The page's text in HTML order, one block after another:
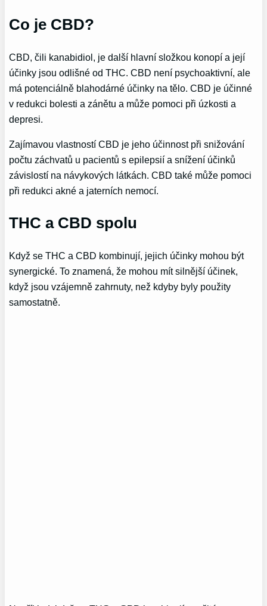
Co je CBD?
CBD, čili kanabidiol, je další hlavní složkou konopí a její
účinky jsou odlišné od THC. CBD není psychoaktivní, ale
má potenciálně blahodárné účinky na tělo. CBD je účinné
v redukci bolesti a zánětu a může pomoci při úzkosti a
depresi.
Zajímavou vlastností CBD je jeho účinnost při snižování
počtu záchvatů u pacientů s epilepsií a snížení účinků
závislostí na návykových látkách. CBD také může pomoci
při redukci akné a jaterních nemocí.
THC a CBD spolu
Když se THC a CBD kombinují, jejich účinky mohou být
synergické. To znamená, že mohou mít silnější účinek,
když jsou vzájemně zahrnuty, než kdyby byly použity
samostatně.